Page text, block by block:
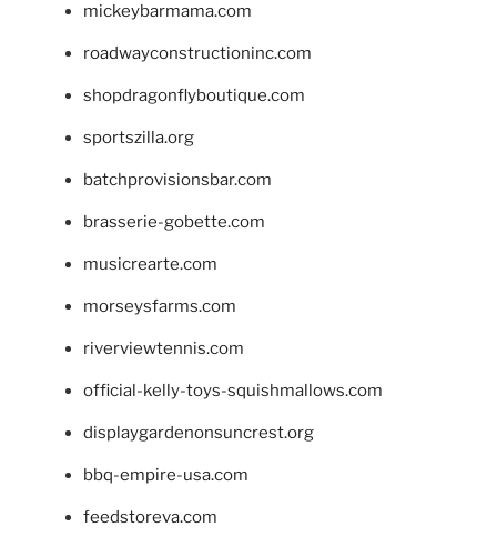
mickeybarmama.com
roadwayconstructioninc.com
shopdragonflyboutique.com
sportszilla.org
batchprovisionsbar.com
brasserie-gobette.com
musicrearte.com
morseysfarms.com
riverviewtennis.com
official-kelly-toys-squishmallows.com
displaygardenonsuncrest.org
bbq-empire-usa.com
feedstoreva.com